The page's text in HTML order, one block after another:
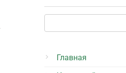
Главная